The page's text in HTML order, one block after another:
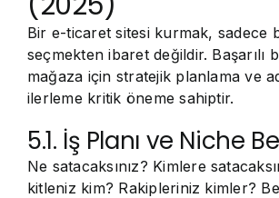
Bir e-ticaret sitesi kurmak, sadece
seçmekten ibaret değildir. Başarılı
mağaza için stratejik planlama ve
ilerleme kritik öneme sahiptir.
5.1. İş Planı ve Niche
Ne satacaksınız? Kimlere
kitleniz kim? Rakipleriniz kimler?